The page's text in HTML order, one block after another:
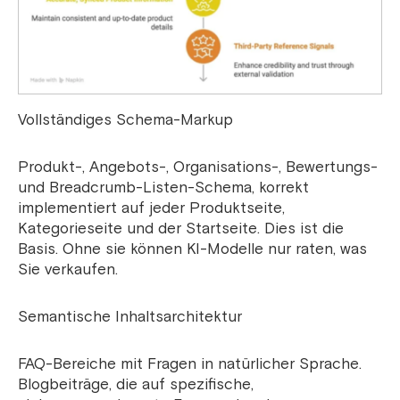
Vollständiges Schema-Markup
Produkt-, Angebots-, Organisations-, Bewertungs-
und Breadcrumb-Listen-Schema, korrekt
implementiert auf jeder Produktseite,
Kategorieseite und der Startseite. Dies ist die
Basis. Ohne sie können KI-Modelle nur raten, was
Sie verkaufen.
Semantische Inhaltsarchitektur
FAQ-Bereiche mit Fragen in natürlicher Sprache.
Blogbeiträge, die auf spezifische,